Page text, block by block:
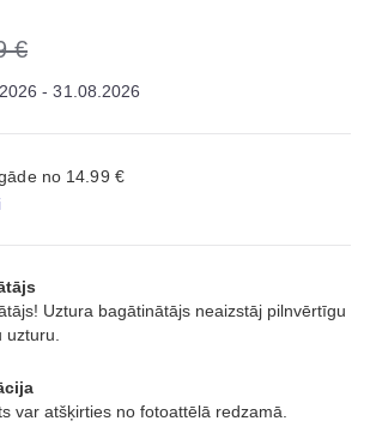
€
- 31.08.2026
no 14.99 €
Uztura bagātinātājs neaizstāj pilnvērtīgu
var atšķirties no fotoattēlā redzamā.